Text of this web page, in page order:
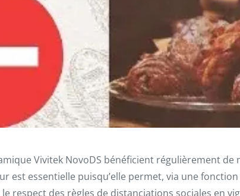
Vivitek NovoDS bénéficient régulièrement
est essentielle puisqu’elle permet, via une
respect des règles de distanciations sociales en